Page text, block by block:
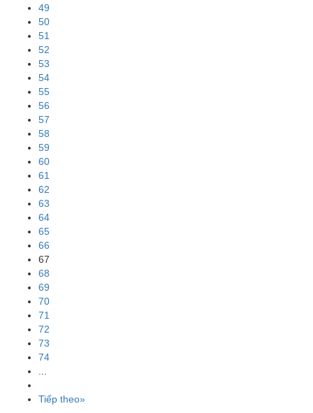
49
50
51
52
53
54
55
56
57
58
59
60
61
62
63
64
65
66
67
68
69
70
71
72
73
74
Tiếp theo»